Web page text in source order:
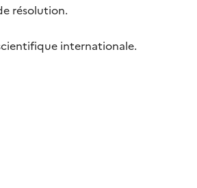
résolution.
internationale.